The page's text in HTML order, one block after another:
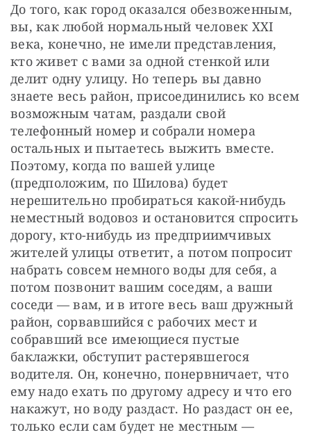
До того, как город оказался обезвоженным,
вы, как любой нормальный человек XXI
века, конечно, не имели представления,
кто живет с вами за одной стенкой или
делит одну улицу. Но теперь вы давно
знаете весь район, присоединились ко всем
возможным чатам, раздали свой
телефонный номер и собрали номера
остальных и пытаетесь выжить вместе.
Поэтому, когда по вашей улице
(предположим, по Шилова) будет
нерешительно пробираться какой-нибудь
неместный водовоз и остановится спросить
дорогу, кто-нибудь из предприимчивых
жителей улицы ответит, а потом попросит
набрать совсем немного воды для себя, а
потом позвонит вашим соседям, а ваши
соседи — вам, и в итоге весь ваш дружный
район, сорвавшийся с рабочих мест и
собравший все имеющиеся пустые
баклажки, обступит растерявшегося
водителя. Он, конечно, понервничает, что
ему надо ехать по другому адресу и что его
накажут, но воду раздаст. Но раздаст он ее,
только если сам будет не местным —